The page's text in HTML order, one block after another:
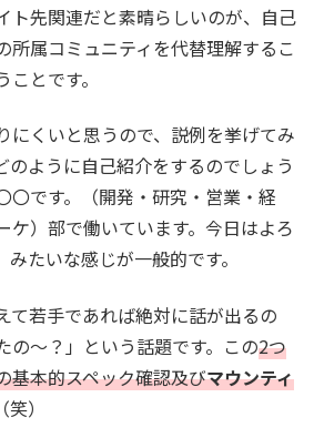
ト先関連だと素晴らしいのが、自己
所属コミュニティを代替理解するこ
とです。
にくいと思うので、説例を挙げてみ
のように自己紹介をするのでしょう
〇です。（開発・研究・営業・経
ケ）部で働いています。今日はよろ
たいな感じが一般的です。
て若手であれば絶対に話が出るの
の～？」という話題です。この2つ
基本的スペック確認及びマウンティ
）